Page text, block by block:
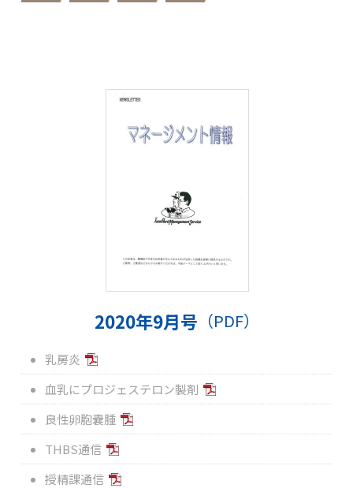
2020年9月号 （PDF）
乳房炎
血乳にプロジェステロン製剤
良性卵胞嚢腫
THBS通信
授精課通信